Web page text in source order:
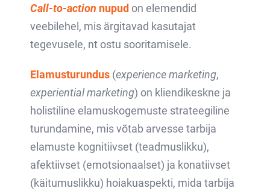
Call-to-action nupud on elemendid
veebilehel, mis ärgitavad kasutajat
tegevusele, nt ostu sooritamisele.
Elamusturundus (experience marketing,
experiential marketing) on kliendikeskne ja
holistiline elamuskogemuste strateegiline
turundamine, mis võtab arvesse tarbija
elamuste kognitiivset (teadmuslikku),
afektiivset (emotsionaalset) ja konatiivset
(käitumuslikku) hoiakuaspekti, mida tarbija